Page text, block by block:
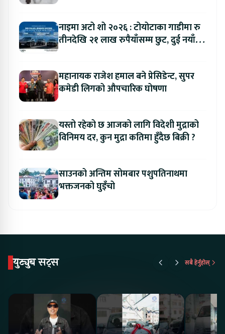
नाइमा अटो शो २०२६ : टोयोटाका गाडीमा रु
तीनदेखि २१ लाख रुपैयाँसम्म छुट, दुई नयाँ
महानायक राजेश हमाल बने प्रेसिडेन्ट, सुपर
कमेडी लिगको औपचारिक घोषणा
यस्तो रहेको छ आजको लागि विदेशी मुद्राको
विनिमय दर, कुन मुद्रा कतिमा हुँदैछ बिक्री ?
साउनको अन्तिम सोमबार पशुपतिनाथमा
भक्तजनको घुइँचो
युट्युब सट्स सबै हेर्नुहोस्